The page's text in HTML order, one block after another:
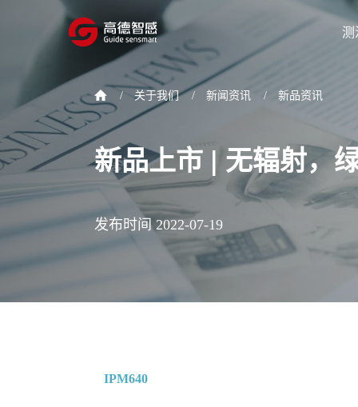
/ 关于我们 / 新闻资讯 / 新品资讯
新品上市 | 无辐射，
发布时间 2022-07-19
IPM640